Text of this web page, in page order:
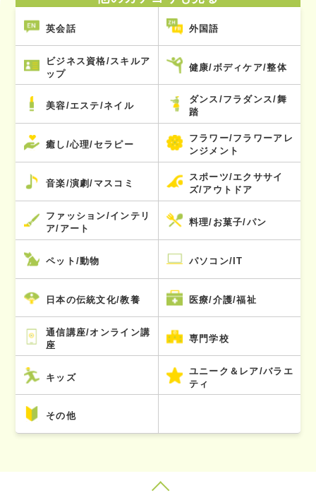
英会話 外国語
ビジネス資格/スキルア
ップ
健康/ボディケア/整体
美容/エステ/ネイル
ダンス/フラダンス/舞
踏
癒し/心理/セラピー
フラワー/フラワーアレ
ンジメント
音楽/演劇/マスコミ
スポーツ/エクササイ
ズ/アウトドア
ファッション/インテリ
ア/アート
料理/お菓子/パン
ペット/動物 パソコン/IT
日本の伝統文化/教養 医療/介護/福祉
通信講座/オンライン講
座
専門学校
キッズ
ユニーク＆レア/バラエ
ティ
その他